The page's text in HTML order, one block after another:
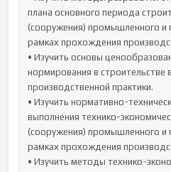
плана основного периода
(сооружения) промышленного и
рамках прохождения
• Изучить основы
нормирования в строительстве
производственной практики.
• Изучить нормативно-
выполнения технико-
(сооружения) промышленного и
рамках прохождения
• Изучить методы технико-